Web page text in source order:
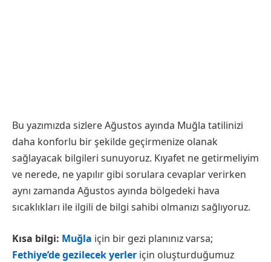
Bu yazımızda sizlere Ağustos ayında Muğla tatilinizi
daha konforlu bir şekilde geçirmenize olanak
sağlayacak bilgileri sunuyoruz. Kıyafet ne getirmeliyim
ve nerede, ne yapılır gibi sorulara cevaplar verirken
aynı zamanda Ağustos ayında bölgedeki hava
sıcaklıkları ile ilgili de bilgi sahibi olmanızı sağlıyoruz.
Kısa bilgi: Muğla için bir gezi planınız varsa;
Fethiye’de gezilecek yerler için oluşturduğumuz